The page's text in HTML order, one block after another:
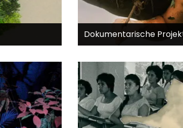
Dokumentarische